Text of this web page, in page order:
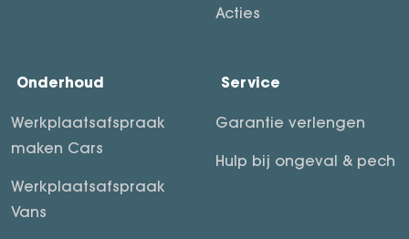
Acties
Onderhoud
Werkplaatsafspraak
maken Cars
Werkplaatsafspraak
Vans
Service
Garantie verlengen
Hulp bij ongeval & pech